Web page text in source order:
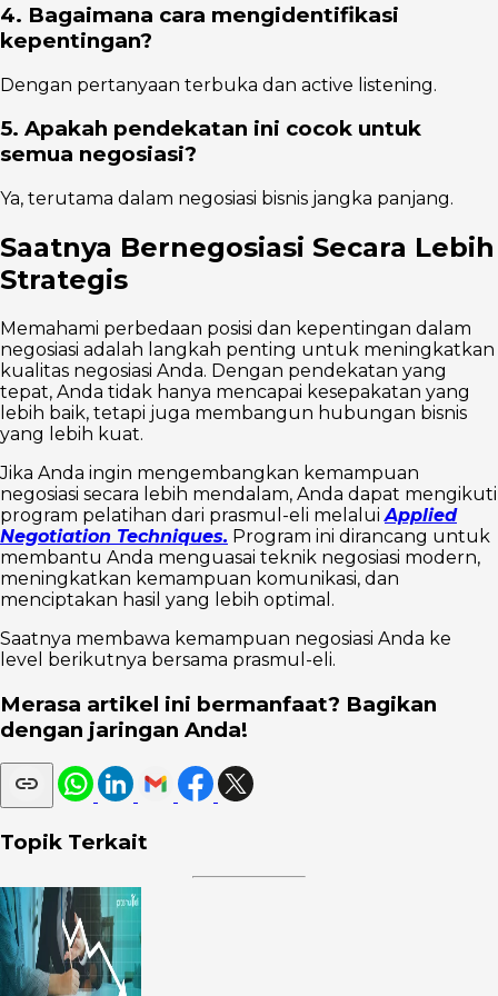
4. Bagaimana cara mengidentifikasi
kepentingan?
Dengan pertanyaan terbuka dan active listening.
5. Apakah pendekatan ini cocok untuk
semua negosiasi?
Ya, terutama dalam negosiasi bisnis jangka panjang.
Saatnya Bernegosiasi Secara Lebih
Strategis
Memahami perbedaan posisi dan kepentingan dalam
negosiasi adalah langkah penting untuk meningkatkan
kualitas negosiasi Anda. Dengan pendekatan yang
tepat, Anda tidak hanya mencapai kesepakatan yang
lebih baik, tetapi juga membangun hubungan bisnis
yang lebih kuat.
Jika Anda ingin mengembangkan kemampuan
negosiasi secara lebih mendalam, Anda dapat mengikuti
program pelatihan dari prasmul-eli melaluiApplied
Negotiation Techniques. Program ini dirancang untuk
membantu Anda menguasai teknik negosiasi modern,
meningkatkan kemampuan komunikasi, dan
menciptakan hasil yang lebih optimal.
Saatnya membawa kemampuan negosiasi Anda ke
level berikutnya bersama prasmul-eli.
Merasa artikel ini bermanfaat? Bagikan
dengan jaringan Anda!
Topik Terkait